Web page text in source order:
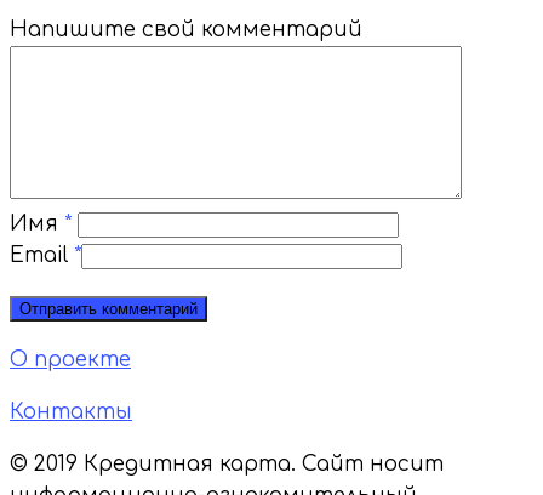
Напишите свой комментарий
Имя *
Email *
О проекте
Контакты
© 2019 Кредитная карта. Сайт носит